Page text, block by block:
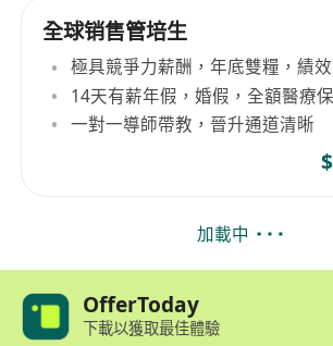
全球销售管培生
極具競爭力薪酬，年底雙糧，績
14天有薪年假，婚假，全額醫療
一對一導師帶教，晉升通道清晰
加載中
OfferToday
下載以獲取最佳體驗